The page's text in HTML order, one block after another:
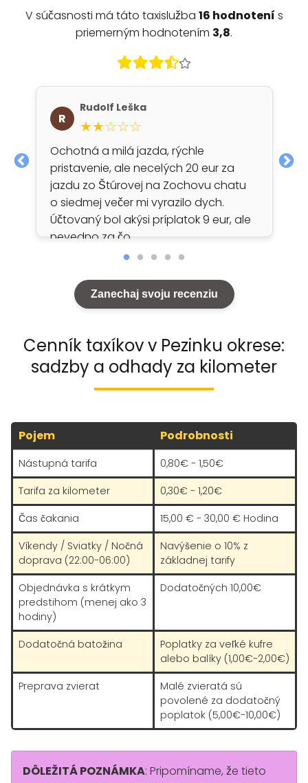
V súčasnosti má táto taxislužba 16 hodnotení s
priemerným hodnotením 3,8.
R
Rudolf Leška
★★☆☆☆
Ochotná a milá jazda, rýchle
pristavenie, ale necelých 20 eur za
jazdu zo Štúrovej na Zochovu chatu
o siedmej večer mi vyrazilo dych.
Účtovaný bol akýsi príplatok 9 eur, ale
nevedno za čo.
Zanechaj svoju recenziu
Cenník taxíkov v Pezinku okrese:
sadzby a odhady za kilometer
Pojem Podrobnosti
Nástupná tarifa
0,80€ - 1,50€
Tarifa za kilometer
0,30€ - 1,20€
Čas čakania
15,00 € - 30,00 € Hodina
Víkendy / Sviatky / Nočná
doprava (22:00-06:00)
Navýšenie o 10% z
základnej tarify
Objednávka s krátkym
predstihom (menej ako 3
hodiny)
Dodatočných 10,00€
Dodatočná batožina
Poplatky za veľké kufre
alebo balíky (1,00€-2,00€)
Preprava zvierat
Malé zvieratá sú
povolené za dodatočný
poplatok (5,00€-10,00€)
DÔLEŽITÁ POZNÁMKA: Pripomíname, že tieto